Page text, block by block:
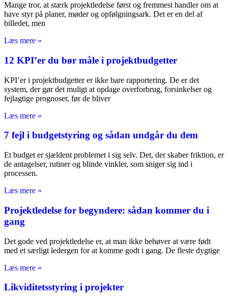
Mange tror, at stærk projektledelse først og fremmest handler om at
have styr på planer, møder og opfølgningsark. Det er en del af
billedet, men
Læs mere »
12 KPI’er du bør måle i projektbudgetter
KPI’er i projektbudgetter er ikke bare rapportering. De er det
system, der gør det muligt at opdage overforbrug, forsinkelser og
fejlagtige prognoser, før de bliver
Læs mere »
7 fejl i budgetstyring og sådan undgår du dem
Et budget er sjældent problemet i sig selv. Det, der skaber friktion, er
de antagelser, rutiner og blinde vinkler, som sniger sig ind i
processen.
Læs mere »
Projektledelse for begyndere: sådan kommer du i
gang
Det gode ved projektledelse er, at man ikke behøver at være født
med et særligt ledergen for at komme godt i gang. De fleste dygtige
Læs mere »
Likviditetsstyring i projekter